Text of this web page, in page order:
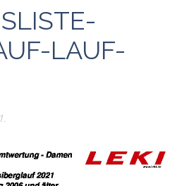
LAUF-
.